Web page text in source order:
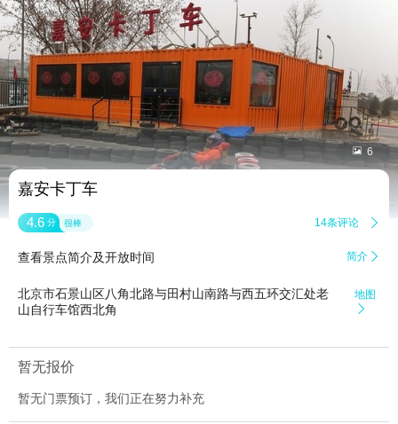
 6
嘉安卡丁车
4.6 分 很棒 14条评论 
查看景点简介及开放时间 简介 
北京市石景山区八角北路与田村山南路与西五环交汇处老
山自行车馆西北角
地图

暂无报价
暂无门票预订，我们正在努力补充
